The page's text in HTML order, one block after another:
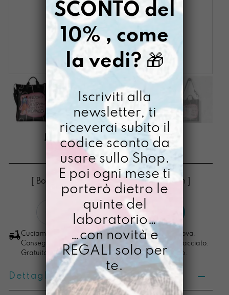
MANICONA MOSTRI
€ 95,00
[ Borse Borsa a tracolla: 36,5 x 32 x 6 cm ]
quantità
LO VOGLIO
Cuciamo ogni ordine nel nostro laboratorio di Padova.
Consegna in 4/5 giorni lavorativi, pacco sempre tracciato.
Gratuita per ordini di importo superiore ai 100 euro.
Dettagli prodotto
SCONTO del
10% , come
la vedi? 🎁
Iscriviti alla
newsletter, ti
riceverai subito il
codice sconto da
usare sullo Shop.
E poi ogni mese ti
porterò dietro le
quinte del
laboratorio…
…con novità e
REGALI solo per
te.